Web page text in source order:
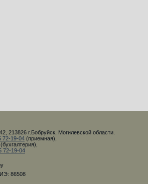
213826 г.Бобруйск, Могилевской области.
72-19-04 (приемная),
(бухгалтерия),
72-19-04
86508